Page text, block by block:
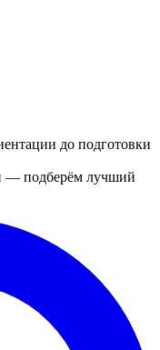
до подготовки
— подберём лучший